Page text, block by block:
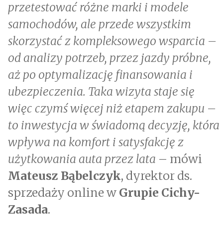
przetestować różne marki i modele
samochodów, ale przede wszystkim
skorzystać z kompleksowego wsparcia –
od analizy potrzeb, przez jazdy próbne,
aż po optymalizację finansowania i
ubezpieczenia. Taka wizyta staje się
więc czymś więcej niż etapem zakupu –
to inwestycja w świadomą decyzję, która
wpływa na komfort i satysfakcję z
użytkowania auta przez lata – mówi
Mateusz Bąbelczyk, dyrektor ds.
sprzedaży online w Grupie Cichy-
Zasada.